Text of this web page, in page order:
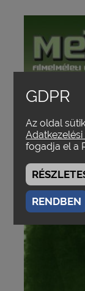
GDPR
Az oldal
fogadja el a
RENDBEN